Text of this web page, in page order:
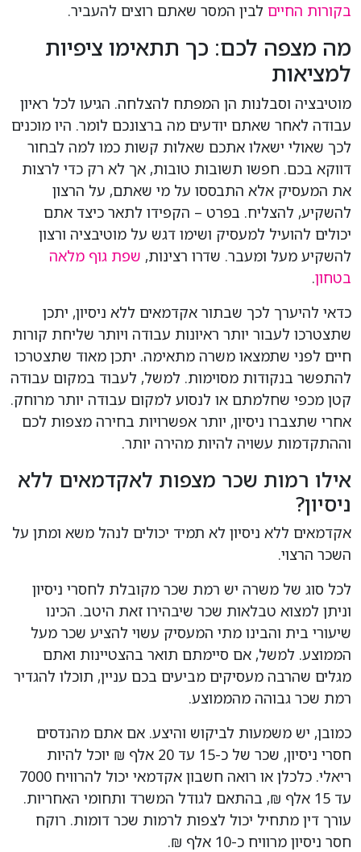
בקורות החיים לבין המסר שאתם רוצים להעביר.
מה מצפה לכם: כך תתאימו ציפיות
למציאות
מוטיבציה וסבלנות הן המפתח להצלחה. הגיעו לכל ראיון
עבודה לאחר שאתם יודעים מה ברצונכם לומר. היו מוכנים
לכך שאולי ישאלו אתכם שאלות קשות כמו למה לבחור
דווקא בכם. חפשו תשובות טובות, אך לא רק כדי לרצות
את המעסיק אלא התבססו על מי שאתם, על הרצון
להשקיע, להצליח. בפרט – הקפידו לתאר כיצד אתם
יכולים להועיל למעסיק ושימו דגש על מוטיבציה ורצון
להשקיע מעל ומעבר. שדרו רצינות, שפת גוף מלאה
בטחון.
כדאי להיערך לכך שבתור אקדמאים ללא ניסיון, יתכן
שתצטרכו לעבור יותר ראיונות עבודה ויותר שליחת קורות
חיים לפני שתמצאו משרה מתאימה. יתכן מאוד שתצטרכו
להתפשר בנקודות מסוימות. למשל, לעבוד במקום עבודה
קטן מכפי שחלמתם או לנסוע למקום עבודה יותר מרוחק.
אחרי שתצברו ניסיון, יותר אפשרויות בחירה מצפות לכם
וההתקדמות עשויה להיות מהירה יותר.
אילו רמות שכר מצפות לאקדמאים ללא
ניסיון?
אקדמאים ללא ניסיון לא תמיד יכולים לנהל משא ומתן על
השכר הרצוי.
לכל סוג של משרה יש רמת שכר מקובלת לחסרי ניסיון
וניתן למצוא טבלאות שכר שיבהירו זאת היטב. הכינו
שיעורי בית והבינו מתי המעסיק עשוי להציע שכר מעל
הממוצע. למשל, אם סיימתם תואר בהצטיינות ואתם
מגלים שהרבה מעסיקים מביעים בכם עניין, תוכלו להגדיר
רמת שכר גבוהה מהממוצע.
כמובן, יש משמעות לביקוש והיצע. אם אתם מהנדסים
חסרי ניסיון, שכר של כ-15 עד 20 אלף ₪ יוכל להיות
ריאלי. כלכלן או רואה חשבון אקדמאי יכול להרוויח 7000
עד 15 אלף ₪, בהתאם לגודל המשרד ותחומי האחריות.
עורך דין מתחיל יכול לצפות לרמות שכר דומות. רוקח
חסר ניסיון מרוויח כ-10 אלף ₪.